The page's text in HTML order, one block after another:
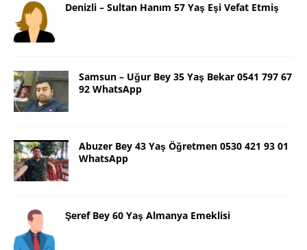
Denizli – Sultan Hanım 57 Yaş Eşi Vefat Etmiş
Samsun – Uğur Bey 35 Yaş Bekar 0541 797 67
92 WhatsApp
Abuzer Bey 43 Yaş Öğretmen 0530 421 93 01
WhatsApp
Şeref Bey 60 Yaş Almanya Emeklisi